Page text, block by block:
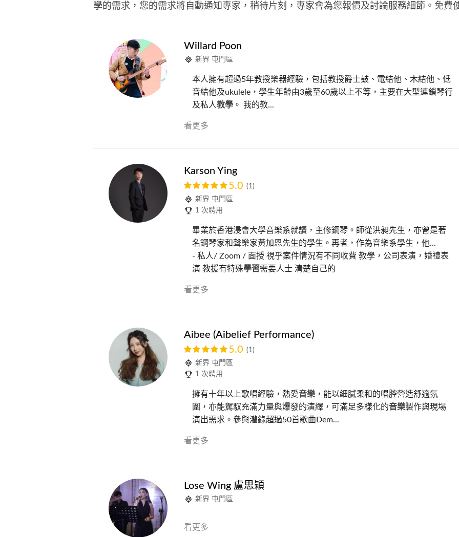
學的需求，您的需求將自動通知專家，稍待片刻，專家會為您報價及討論服務細節。免費
Willard Poon
新界 屯門區
本人擁有超過5年教授樂器經驗，包括教授爵士鼓、電結他、木結他、低
音結他及ukulele，學生年齡由3歲至60歲以上不等，主要在大型連鎖琴行
及私人教學。 我的教...
看更多
Karson Ying
5.0 (1)
新界 屯門區
1 次聘用
畢業於香港浸會大學音樂系就讀，主修鋼琴。師從洪昶先生，亦曾是著
名鋼琴家和聲樂家黃加恩先生的學生。再者，作為音樂系學生，他...
- 私人/ Zoom / 面授 視乎案件情況有不同收費 教學，公司表演，婚禮表
演 教援有特殊學習需要人士 清楚自己的
看更多
Aibee (Aibelief Performance)
5.0 (1)
新界 屯門區
1 次聘用
擁有十年以上歌唱經驗，熱愛音樂，能以細膩柔和的唱腔營造舒適氛
圍，亦能駕馭充滿力量與爆發的演繹，可滿足多樣化的音樂製作與現場
演出需求。參與灌錄超過50首歌曲Dem...
看更多
Lose Wing 盧思穎
新界 屯門區
看更多